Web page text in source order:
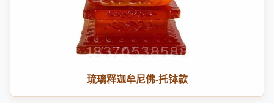
琉璃释迦牟尼佛-托钵款